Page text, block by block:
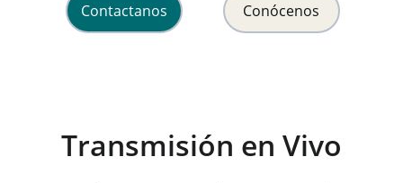
Contactanos Conócenos
Transmisión en Vivo